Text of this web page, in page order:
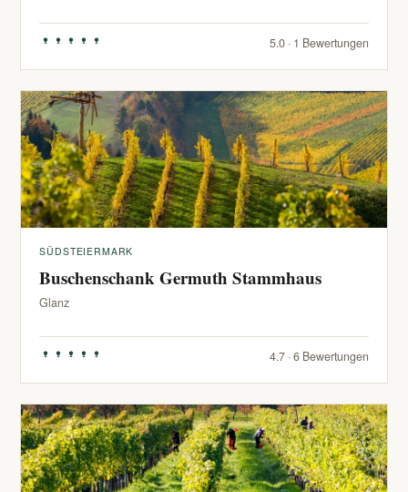
5.0 · 1 Bewertungen
SÜDSTEIERMARK
Buschenschank Germuth Stammhaus
Glanz
4.7 · 6 Bewertungen